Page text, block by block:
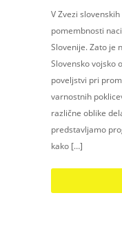
V Zvezi
pomembnosti
Slovenije. Zato je
Slovensko vojsko
poveljstvi pri
varnostnih
različne oblike
predstavljamo
kako […]